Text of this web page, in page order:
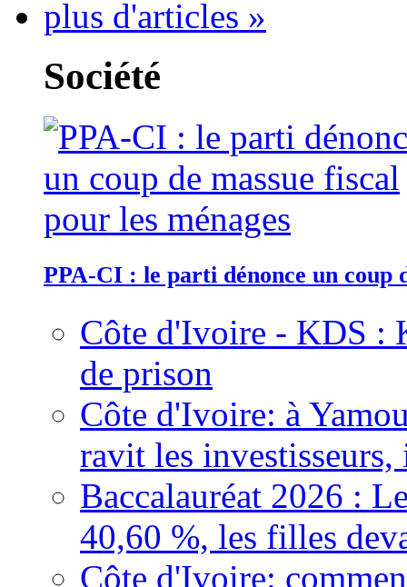
plus d'articles »
Société
PPA-CI : le parti dénonce un coup
Côte d'Ivoire - KDS :
de prison
Côte d'Ivoire: à
ravit les
Baccalauréat 2026 :
40,60 %, les filles
Côte d'Ivoire: